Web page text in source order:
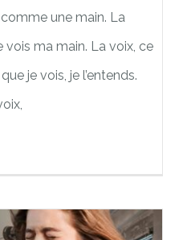
une main. La
vois ma main. La voix, ce
je vois, je l’entends.